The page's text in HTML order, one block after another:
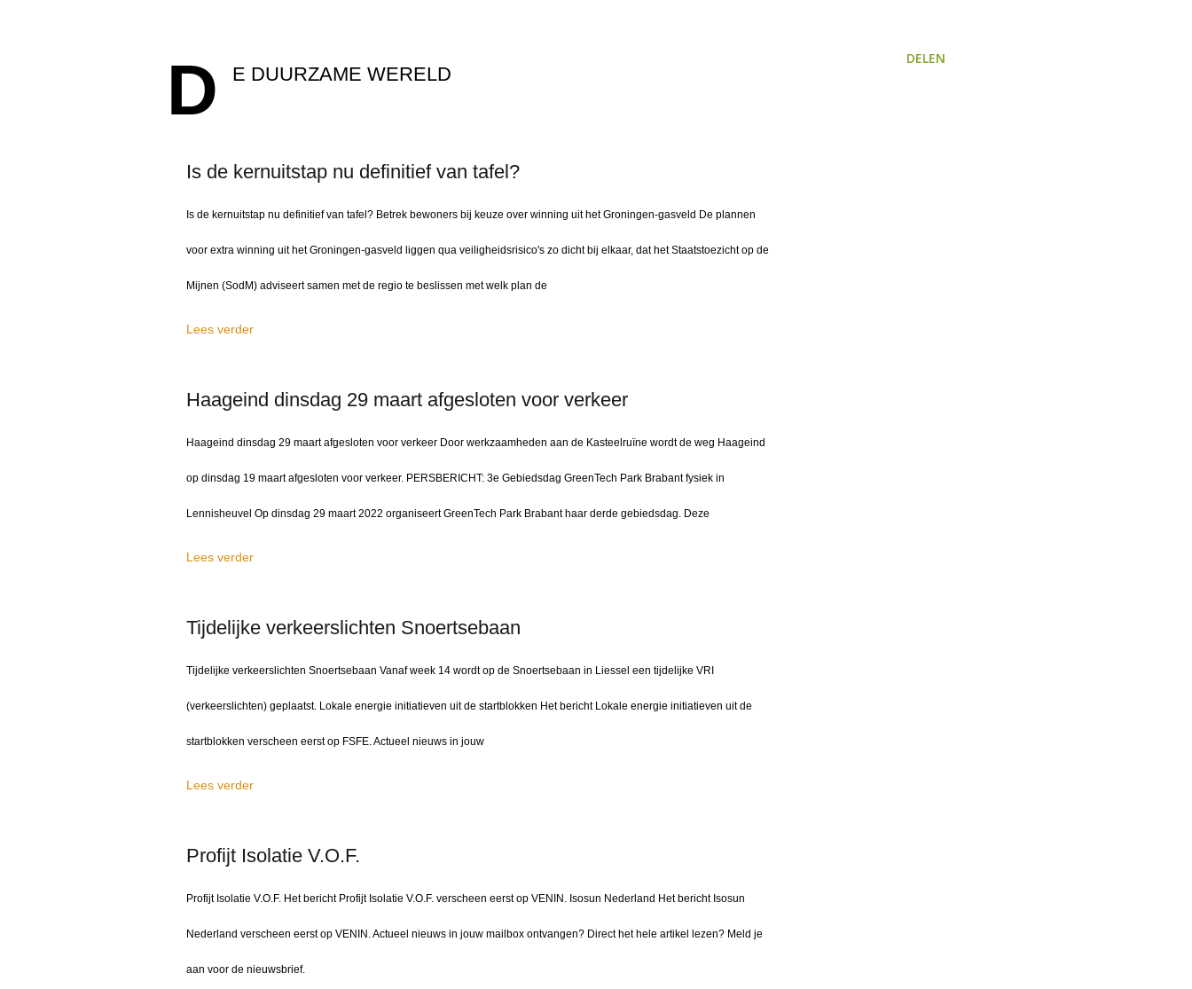
D E DUURZAME WERELD
Is de kernuitstap nu definitief van tafel?
Is de kernuitstap nu definitief van tafel? Betrek bewoners bij keuze over winning uit het Groningen-gasveld De plannen
voor extra winning uit het Groningen-gasveld liggen qua veiligheidsrisico's zo dicht bij elkaar, dat het Staatstoezicht op de
Mijnen (SodM) adviseert samen met de regio te beslissen met welk plan de
Lees verder
Haageind dinsdag 29 maart afgesloten voor verkeer
Haageind dinsdag 29 maart afgesloten voor verkeer Door werkzaamheden aan de Kasteelruïne wordt de weg Haageind
op dinsdag 19 maart afgesloten voor verkeer. PERSBERICHT: 3e Gebiedsdag GreenTech Park Brabant fysiek in
Lennisheuvel Op dinsdag 29 maart 2022 organiseert GreenTech Park Brabant haar derde gebiedsdag. Deze
Lees verder
Tijdelijke verkeerslichten Snoertsebaan
Tijdelijke verkeerslichten Snoertsebaan Vanaf week 14 wordt op de Snoertsebaan in Liessel een tijdelijke VRI
(verkeerslichten) geplaatst. Lokale energie initiatieven uit de startblokken Het bericht Lokale energie initiatieven uit de
startblokken verscheen eerst op FSFE. Actueel nieuws in jouw
Lees verder
Profijt Isolatie V.O.F.
Profijt Isolatie V.O.F. Het bericht Profijt Isolatie V.O.F. verscheen eerst op VENIN. Isosun Nederland Het bericht Isosun
Nederland verscheen eerst op VENIN. Actueel nieuws in jouw mailbox ontvangen? Direct het hele artikel lezen? Meld je
aan voor de nieuwsbrief.
DELEN